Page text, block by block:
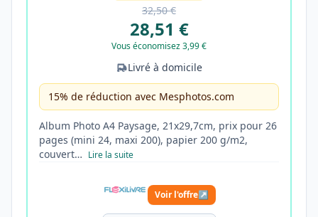
32,50 €
28,51 €
Vous économisez 3,99 €
Livré à domicile
15% de réduction avec Mesphotos.com
Album Photo A4 Paysage, 21x29,7cm, prix pour 26
pages (mini 24, maxi 200), papier 200 g/m2,
couvert… Lire la suite
Voir l'offre↗